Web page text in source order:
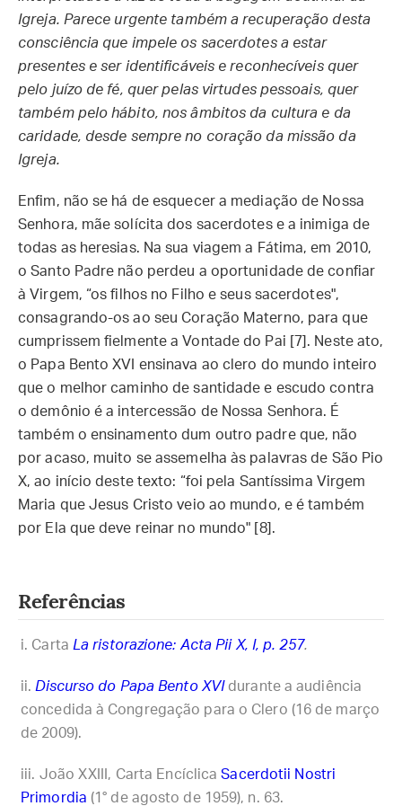
Igreja. Parece urgente também a recuperação desta
consciência que impele os sacerdotes a estar
presentes e ser identificáveis e reconhecíveis quer
pelo juízo de fé, quer pelas virtudes pessoais, quer
também pelo hábito, nos âmbitos da cultura e da
caridade, desde sempre no coração da missão da
Igreja.
Enfim, não se há de esquecer a mediação de Nossa
Senhora, mãe solícita dos sacerdotes e a inimiga de
todas as heresias. Na sua viagem a Fátima, em 2010,
o Santo Padre não perdeu a oportunidade de confiar
à Virgem, “os filhos no Filho e seus sacerdotes",
consagrando-os ao seu Coração Materno, para que
cumprissem fielmente a Vontade do Pai [7]. Neste ato,
o Papa Bento XVI ensinava ao clero do mundo inteiro
que o melhor caminho de santidade e escudo contra
o demônio é a intercessão de Nossa Senhora. É
também o ensinamento dum outro padre que, não
por acaso, muito se assemelha às palavras de São Pio
X, ao início deste texto: “foi pela Santíssima Virgem
Maria que Jesus Cristo veio ao mundo, e é também
por Ela que deve reinar no mundo" [8].
Referências
Carta La ristorazione: Acta Pii X, I, p. 257.
Discurso do Papa Bento XVIdurante a audiência
concedida à Congregação para o Clero (16 de março
de 2009).
João XXIII, Carta EncíclicaSacerdotii Nostri
Primordia (1° de agosto de 1959), n. 63.